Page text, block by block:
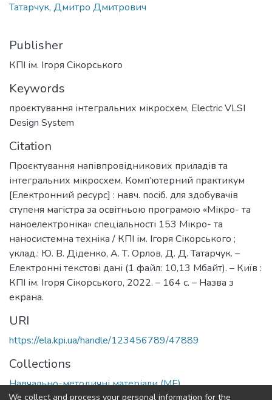
Татарчук, Дмитро Дмитрович
Publisher
КПІ ім. Ігоря Сікорського
Keywords
проєктування інтегральних мікросхем, Electric VLSI
Design System
Citation
Проєктування напівпровідникових приладів та
інтегральних мікросхем. Комп’ютерний практикум
[Електронний ресурс] : навч. посіб. для здобувачів
ступеня магістра за освітньою програмою «Мікро- та
наноелектроніка» спеціальності 153 Мікро- та
наносистемна техніка / КПІ ім. Ігоря Сікорського ;
уклад.: Ю. В. Діденко, А. Т. Орлов, Д. Д. Татарчук. –
Електронні текстові дані (1 файл: 10,13 Мбайт). – Київ :
КПІ ім. Ігоря Сікорського, 2022. – 164 с. – Назва з
екрана.
URI
https://ela.kpi.ua/handle/123456789/47889
Collections
Навчально-методичні матеріали (МЕ)
We collect and process your personal information for the